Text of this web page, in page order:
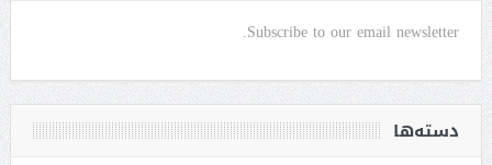
Subscribe to our email newsletter.
دسته‌ها